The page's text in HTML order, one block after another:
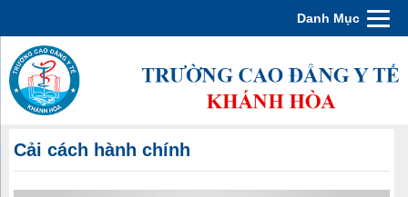
Danh Mục
Cải cách hành chính